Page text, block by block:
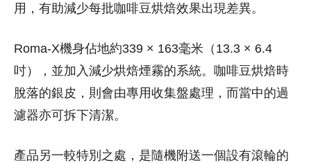
用，有助減少每批咖啡豆烘焙效果出現差異。
Roma-X機身佔地約339 × 163毫米（13.3 × 6.4
吋），並加入減少烘焙煙霧的系統。咖啡豆烘焙時
脫落的銀皮，則會由專用收集盤處理，而當中的過
濾器亦可拆下清潔。
產品另一較特別之處，是隨機附送一個設有滾輪的